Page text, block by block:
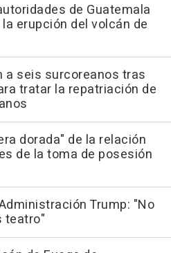
de Guatemala
erupción del volcán de
a seis surcoreanos tras
tratar la repatriación de
dorada" de la relación
de la toma de posesión
Trump: "No
teatro"